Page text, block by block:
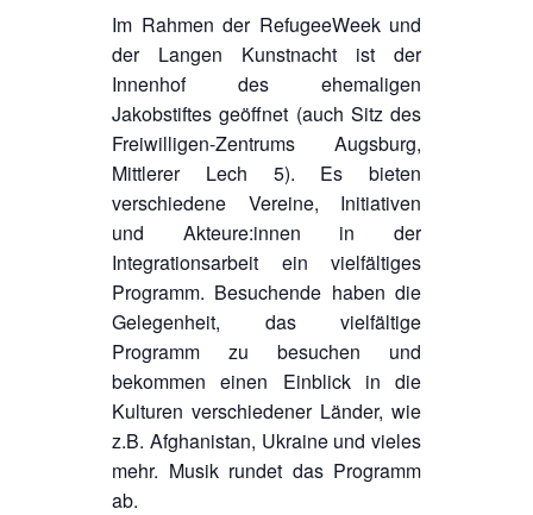
Im Rahmen der RefugeeWeek und
der Langen Kunstnacht ist der
Innenhof des ehemaligen
Jakobstiftes geöffnet (auch Sitz des
Freiwilligen-Zentrums Augsburg,
Mittlerer Lech 5). Es bieten
verschiedene Vereine, Initiativen
und Akteure:innen in der
Integrationsarbeit ein vielfältiges
Programm. Besuchende haben die
Gelegenheit, das vielfältige
Programm zu besuchen und
bekommen einen Einblick in die
Kulturen verschiedener Länder, wie
z.B. Afghanistan, Ukraine und vieles
mehr. Musik rundet das Programm
ab.